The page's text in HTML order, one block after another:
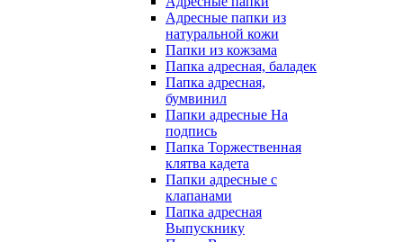
Адресные папки из
натуральной кожи
Папки из кожзама
Папка адресная, баладек
Папка адресная,
бумвинил
Папки адресные На
подпись
Папка Торжественная
клятва кадета
Папки адресные с
клапанами
Папка адресная
Выпускнику